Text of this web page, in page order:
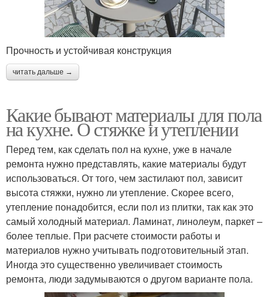
Прочность и устойчивая конструкция
читать дальше →
Какие бывают материалы для пола
на кухне. О стяжке и утеплении
Перед тем, как сделать пол на кухне, уже в начале
ремонта нужно представлять, какие материалы будут
использоваться. От того, чем застилают пол, зависит
высота стяжки, нужно ли утепление. Скорее всего,
утепление понадобится, если пол из плитки, так как это
самый холодный материал. Ламинат, линолеум, паркет –
более теплые. При расчете стоимости работы и
материалов нужно учитывать подготовительный этап.
Иногда это существенно увеличивает стоимость
ремонта, люди задумываются о другом варианте пола.